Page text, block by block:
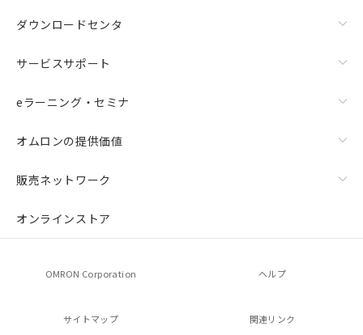
ダウンロードセンタ
サービスサポート
eラーニング・セミナ
オムロンの提供価値
販売ネットワーク
オンラインストア
OMRON Corporation ヘルプ
サイトマップ 関連リンク